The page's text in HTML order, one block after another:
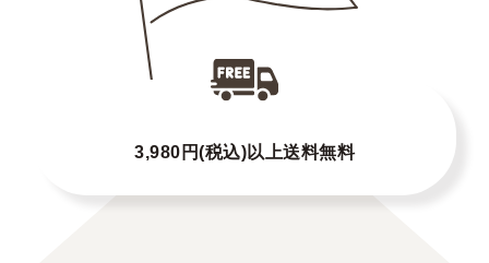
3,980円(税込)以上送料無料